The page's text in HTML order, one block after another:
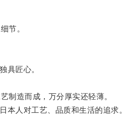
节。
具匠心。
造而成，万分厚实还轻薄。
人对工艺、品质和生活的追求。